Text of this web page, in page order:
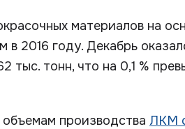
материалов на
в 2016 году. Декабрь
тыс. тонн, что на 0,1 %
производства ЛКМ